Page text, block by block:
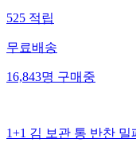
525적립
무료배송
16,843명구매중
1+1 김 보관 통 반찬